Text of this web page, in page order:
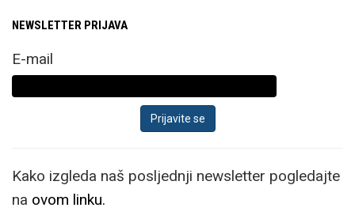
NEWSLETTER PRIJAVA
E-mail
Kako izgleda naš posljednji newsletter pogledajte
na ovom linku.